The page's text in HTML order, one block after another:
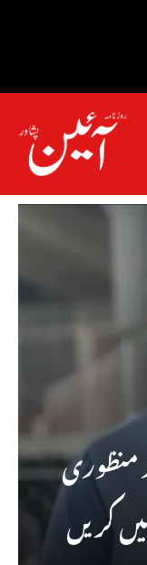
منظوری
کریں